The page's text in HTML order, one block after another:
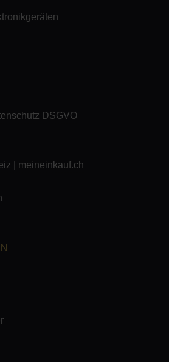
DSGVO
| meineinkauf.ch